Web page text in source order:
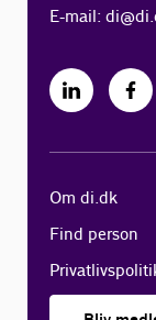
E-mail:
Om di.dk
Find person